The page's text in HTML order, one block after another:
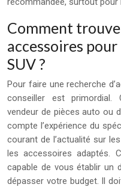
Comment
accessoires
SUV ?
Pour faire une recherche
conseiller est primordial.
vendeur de pièces auto ou
compte l’expérience du
courant de l’actualité sur
les accessoires adaptés.
capable de vous établir un
dépasser votre budget. Il